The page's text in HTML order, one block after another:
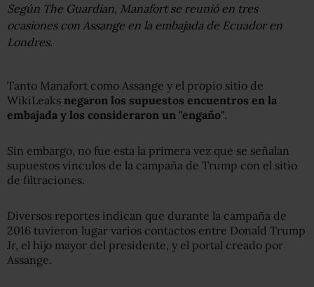
Según The Guardian, Manafort se reunió en tres
ocasiones con Assange en la embajada de Ecuador en
Londres.
Tanto Manafort como Assange y el propio sitio de
WikiLeaks negaron los supuestos encuentros en la
embajada y los consideraron un "engaño".
Sin embargo, no fue esta la primera vez que se señalan
supuestos vínculos de la campaña de Trump con el sitio
de filtraciones.
Diversos reportes indican que durante la campaña de
2016 tuvieron lugar varios contactos entre Donald Trump
Jr, el hijo mayor del presidente, y el portal creado por
Assange.